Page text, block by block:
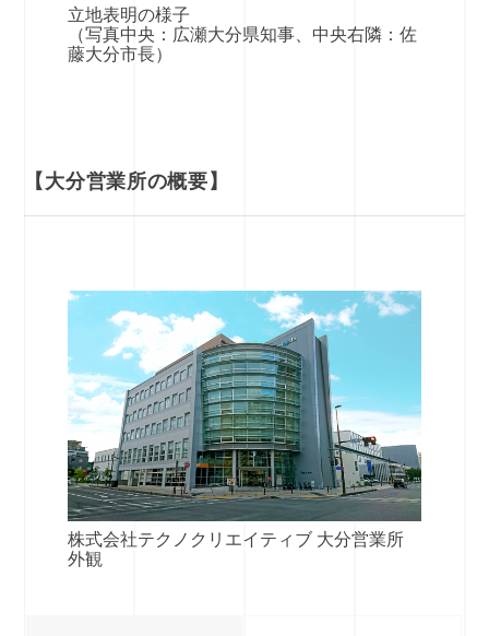
立地表明の様子
（写真中央：広瀬大分県知事、中央右隣：佐
藤大分市長）
【大分営業所の概要】
株式会社テクノクリエイティブ ⼤分営業所
外観